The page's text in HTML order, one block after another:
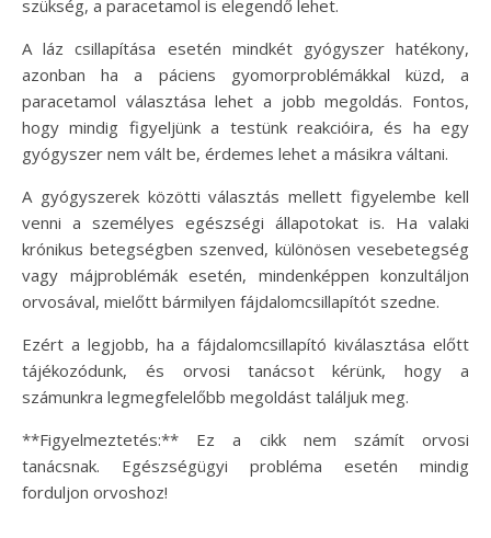
szükség, a paracetamol is elegendő lehet.
A láz csillapítása esetén mindkét gyógyszer hatékony,
azonban ha a páciens gyomorproblémákkal küzd, a
paracetamol választása lehet a jobb megoldás. Fontos,
hogy mindig figyeljünk a testünk reakcióira, és ha egy
gyógyszer nem vált be, érdemes lehet a másikra váltani.
A gyógyszerek közötti választás mellett figyelembe kell
venni a személyes egészségi állapotokat is. Ha valaki
krónikus betegségben szenved, különösen vesebetegség
vagy májproblémák esetén, mindenképpen konzultáljon
orvosával, mielőtt bármilyen fájdalomcsillapítót szedne.
Ezért a legjobb, ha a fájdalomcsillapító kiválasztása előtt
tájékozódunk, és orvosi tanácsot kérünk, hogy a
számunkra legmegfelelőbb megoldást találjuk meg.
**Figyelmeztetés:** Ez a cikk nem számít orvosi
tanácsnak. Egészségügyi probléma esetén mindig
forduljon orvoshoz!